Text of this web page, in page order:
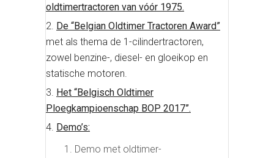
oldtimertractoren van vóór 1975.
De “Belgian Oldtimer Tractoren Award”
met als thema de 1-cilindertractoren,
zowel benzine-, diesel- en gloeikop en
statische motoren.
Het “Belgisch Oldtimer
Ploegkampioenschap BOP 2017”.
Demo’s:
Demo met oldtimer-